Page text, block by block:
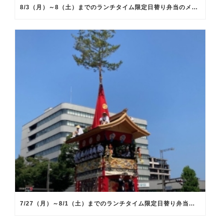
8/3（月）～8（土）までのランチタイム限定日替り弁当のメインメニュー
7/27（月）～8/1（土）までのランチタイム限定日替り弁当のメインメニュー